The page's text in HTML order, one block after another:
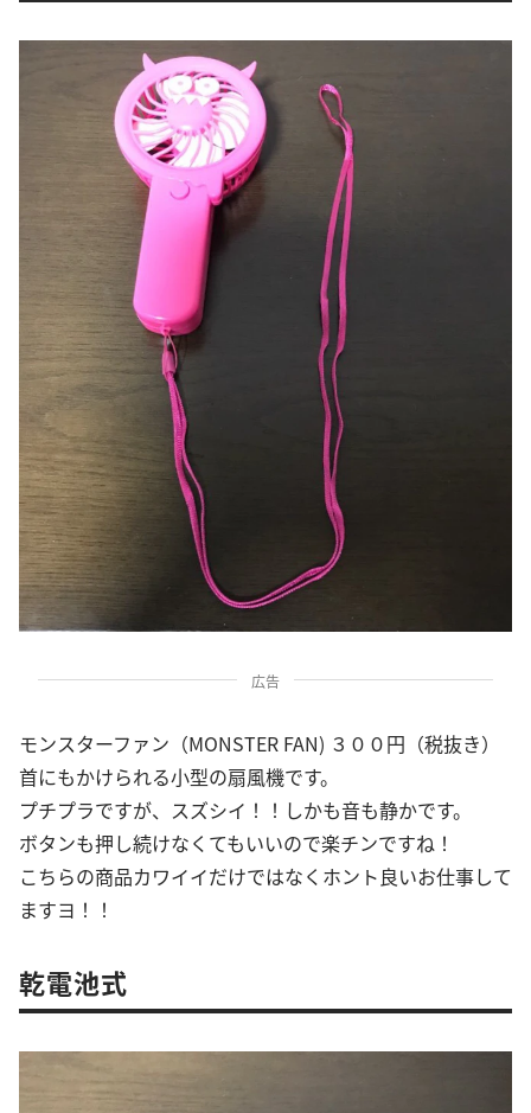
広告
モンスターファン（MONSTER FAN) ３００円（税抜き）
首にもかけられる小型の扇風機です。
プチプラですが、スズシイ！！しかも音も静かです。
ボタンも押し続けなくてもいいので楽チンですね！
こちらの商品カワイイだけではなくホント良いお仕事して
ますヨ！！
乾電池式